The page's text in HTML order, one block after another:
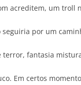
acreditem, um troll
por um
terror, fantasia
Em certos